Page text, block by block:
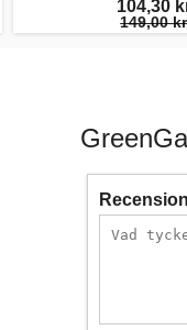
104,30
149,00
Recension